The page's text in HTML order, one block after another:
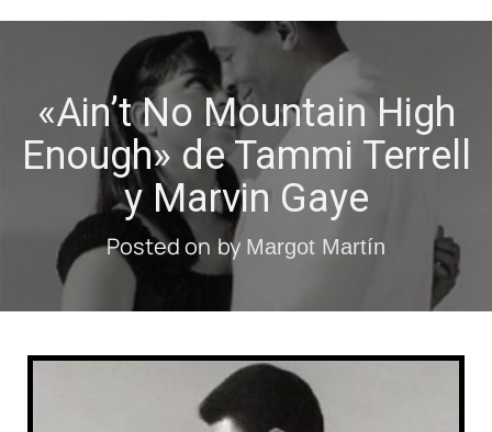
«Ain’t No Mountain High
Enough» de Tammi Terrell
y Marvin Gaye
Posted on by Margot Martín